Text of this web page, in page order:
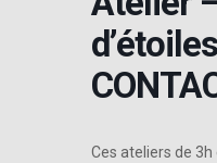
Ces ateliers de